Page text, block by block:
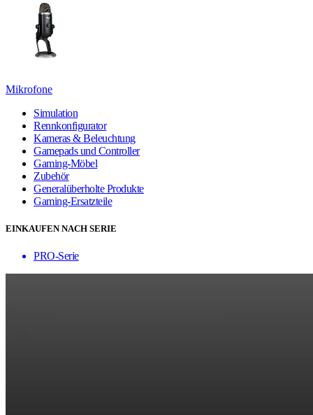
Mikrofone
Simulation
Rennkonfigurator
Kameras & Beleuchtung
Gamepads und Controller
Gaming-Möbel
Zubehör
Generalüberholte Produkte
Gaming-Ersatzteile
EINKAUFEN NACH SERIE
PRO-Serie